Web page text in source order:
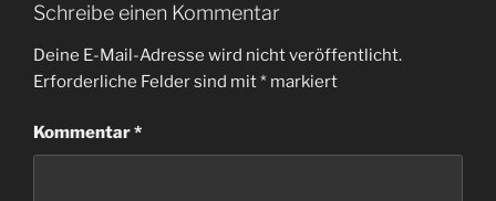
Schreibe einen Kommentar
Deine E-Mail-Adresse wird nicht veröffentlicht.
Erforderliche Felder sind mit* markiert
Kommentar*